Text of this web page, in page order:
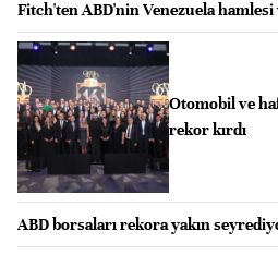
Fitch'ten ABD'nin Venezuela hamlesi
Otomobil ve
rekor kırdı
ABD borsaları rekora yakın